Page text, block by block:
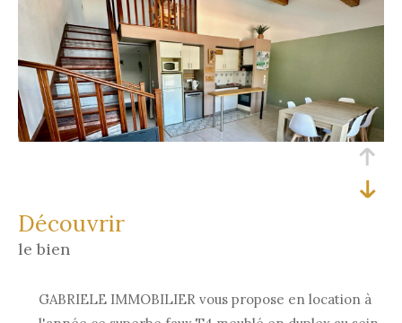
découvrir
le bien
GABRIELE IMMOBILIER vous propose en location à